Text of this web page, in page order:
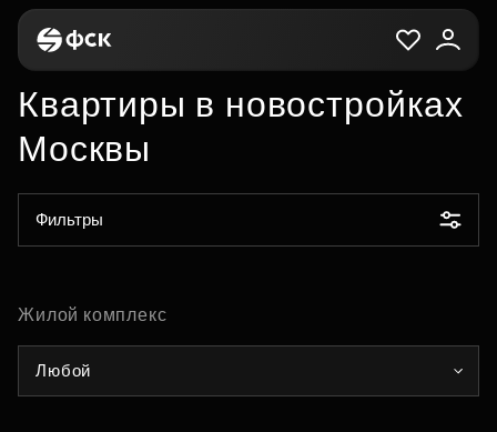
Квартиры в новостройках
Москвы
Фильтры
Жилой комплекс
Любой